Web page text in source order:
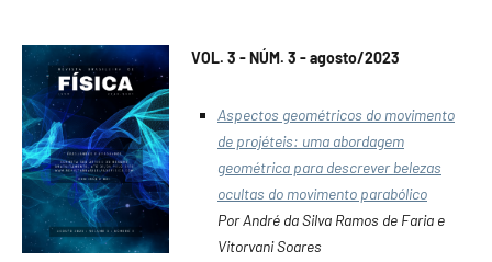
VOL. 3 - NÚM. 3 - agosto/2023
Aspectos geométricos do movimento
de projéteis: uma abordagem
geométrica para descrever belezas
ocultas do movimento parabólico
Por André da Silva Ramos de Faria e
Vitorvani Soares